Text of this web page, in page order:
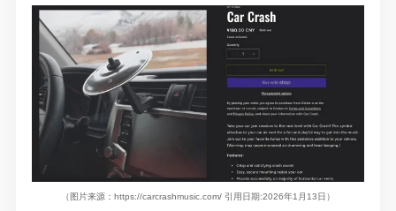
（图片来源 ： https://carcrashmusic.com/ 引用日期:2026年1月13日）